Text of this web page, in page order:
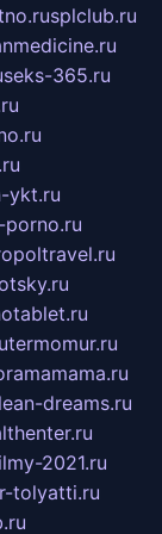
splclub.ru
seks-365.ru
ykt.ru
porno.ru
termomur.ru
dreams.ru
2021.ru
tolyatti.ru